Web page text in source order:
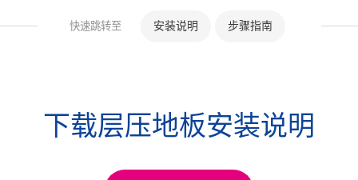
快速跳转至 安装说明 步骤指南
下载层压地板安装说明